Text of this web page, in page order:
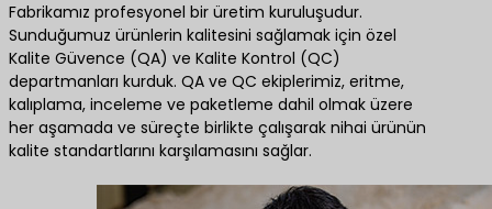
Fabrikamız profesyonel bir üretim kuruluşudur.
Sunduğumuz ürünlerin kalitesini sağlamak için özel
Kalite Güvence (QA) ve Kalite Kontrol (QC)
departmanları kurduk. QA ve QC ekiplerimiz, eritme,
kalıplama, inceleme ve paketleme dahil olmak üzere
her aşamada ve süreçte birlikte çalışarak nihai ürünün
kalite standartlarını karşılamasını sağlar.